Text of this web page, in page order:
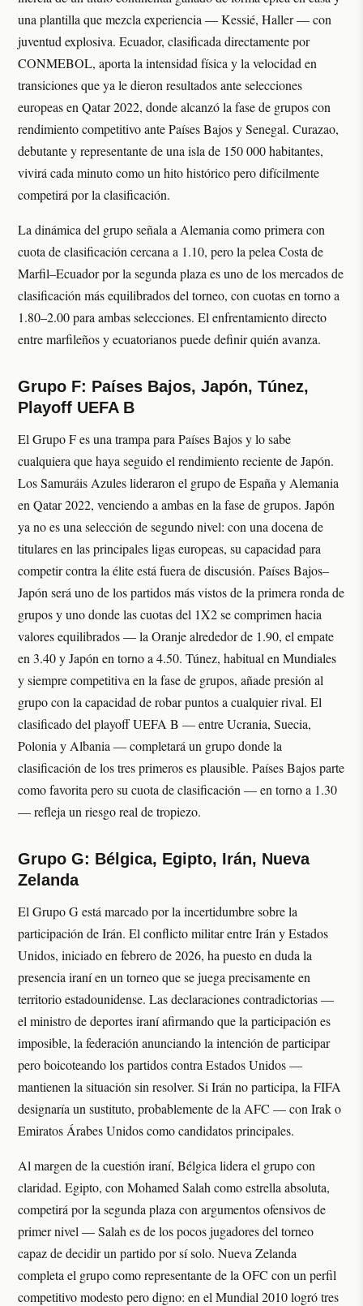
una plantilla que mezcla experiencia — Kessié, Haller — con
juventud explosiva. Ecuador, clasificada directamente por
CONMEBOL, aporta la intensidad física y la velocidad en
transiciones que ya le dieron resultados ante selecciones
europeas en Qatar 2022, donde alcanzó la fase de grupos con
rendimiento competitivo ante Países Bajos y Senegal. Curazao,
debutante y representante de una isla de 150 000 habitantes,
vivirá cada minuto como un hito histórico pero difícilmente
competirá por la clasificación.
La dinámica del grupo señala a Alemania como primera con
cuota de clasificación cercana a 1.10, pero la pelea Costa de
Marfil–Ecuador por la segunda plaza es uno de los mercados de
clasificación más equilibrados del torneo, con cuotas en torno a
1.80–2.00 para ambas selecciones. El enfrentamiento directo
entre marfileños y ecuatorianos puede definir quién avanza.
Grupo F: Países Bajos, Japón, Túnez,
Playoff UEFA B
El Grupo F es una trampa para Países Bajos y lo sabe
cualquiera que haya seguido el rendimiento reciente de Japón.
Los Samuráis Azules lideraron el grupo de España y Alemania
en Qatar 2022, venciendo a ambas en la fase de grupos. Japón
ya no es una selección de segundo nivel: con una docena de
titulares en las principales ligas europeas, su capacidad para
competir contra la élite está fuera de discusión. Países Bajos–
Japón será uno de los partidos más vistos de la primera ronda de
grupos y uno donde las cuotas del 1X2 se comprimen hacia
valores equilibrados — la Oranje alrededor de 1.90, el empate
en 3.40 y Japón en torno a 4.50. Túnez, habitual en Mundiales
y siempre competitiva en la fase de grupos, añade presión al
grupo con la capacidad de robar puntos a cualquier rival. El
clasificado del playoff UEFA B — entre Ucrania, Suecia,
Polonia y Albania — completará un grupo donde la
clasificación de los tres primeros es plausible. Países Bajos parte
como favorita pero su cuota de clasificación — en torno a 1.30
— refleja un riesgo real de tropiezo.
Grupo G: Bélgica, Egipto, Irán, Nueva
Zelanda
El Grupo G está marcado por la incertidumbre sobre la
participación de Irán. El conflicto militar entre Irán y Estados
Unidos, iniciado en febrero de 2026, ha puesto en duda la
presencia iraní en un torneo que se juega precisamente en
territorio estadounidense. Las declaraciones contradictorias —
el ministro de deportes iraní afirmando que la participación es
imposible, la federación anunciando la intención de participar
pero boicoteando los partidos contra Estados Unidos —
mantienen la situación sin resolver. Si Irán no participa, la FIFA
designaría un sustituto, probablemente de la AFC — con Irak o
Emiratos Árabes Unidos como candidatos principales.
Al margen de la cuestión iraní, Bélgica lidera el grupo con
claridad. Egipto, con Mohamed Salah como estrella absoluta,
competirá por la segunda plaza con argumentos ofensivos de
primer nivel — Salah es de los pocos jugadores del torneo
capaz de decidir un partido por sí solo. Nueva Zelanda
completa el grupo como representante de la OFC con un perfil
competitivo modesto pero digno: en el Mundial 2010 logró tres